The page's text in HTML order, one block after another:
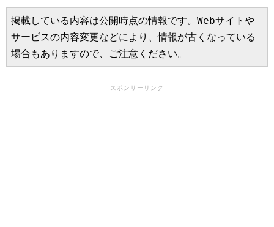
掲載している内容は公開時点の情報です。Webサイトや
サービスの内容変更などにより、情報が古くなっている
場合もありますので、ご注意ください。
スポンサーリンク